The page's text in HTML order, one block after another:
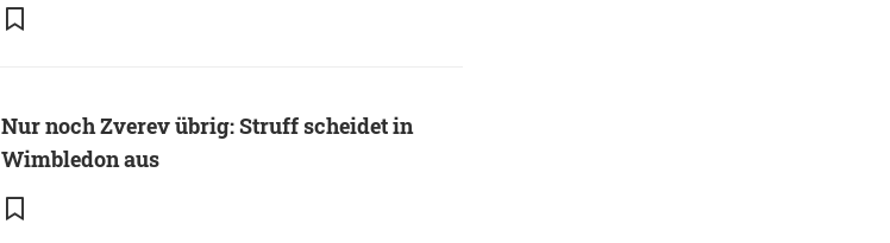
Nur noch Zverev übrig: Struff scheidet in
Wimbledon aus